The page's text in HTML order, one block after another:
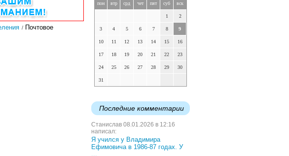
Почтовое
пон втр срд чет пят суб вск
1 2
3 4 5 6 7 8 9
10 11 12 13 14 15 16
17 18 19 20 21 22 23
24 25 26 27 28 29 30
31
Последние комментарии
Станислав 08.01.2026 в 12:16
написал:
Я учился у Владимира
Ефимовича в 1986-87 годах. У
...